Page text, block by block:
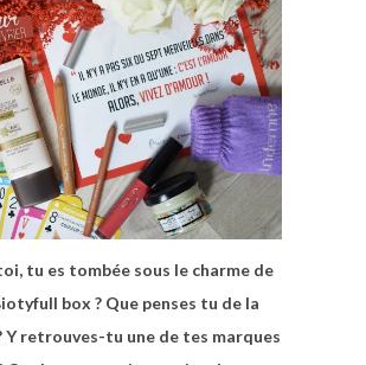
tu es tombée sous le charme de
box ? Que penses tu de la
Y retrouves-tu une de tes marques